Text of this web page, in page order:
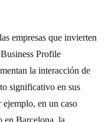
empresas que invierten
Profile
la interacción de
significativo en sus
ejemplo, en un caso
en Barcelona, la